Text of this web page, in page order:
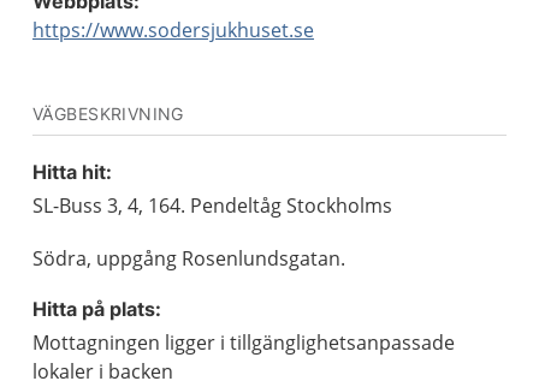
https://www.sodersjukhuset.se
VÄGBESKRIVNING
Hitta hit:
SL-Buss 3, 4, 164. Pendeltåg Stockholms
Södra, uppgång Rosenlundsgatan.
Hitta på plats:
Mottagningen ligger i tillgänglighetsanpassade
lokaler i backen